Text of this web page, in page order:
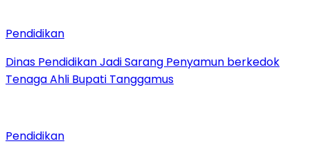
Pendidikan
Dinas Pendidikan Jadi Sarang Penyamun berkedok
Tenaga Ahli Bupati Tanggamus
Pendidikan